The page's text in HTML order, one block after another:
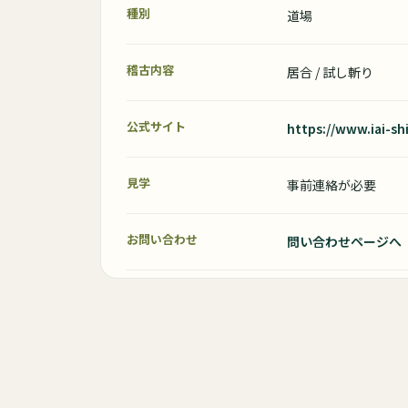
種別 道場
稽古内容 居合 / 試し斬り
公式サイト https://www.iai-
見学 事前連絡が必要
お問い合わせ 問い合わせページへ